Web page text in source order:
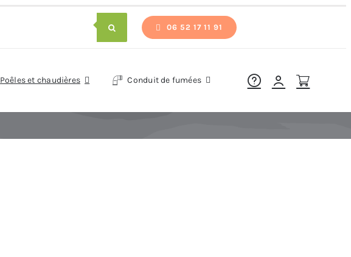
06 52 17 11 91
Poêles et chaudières Conduit de fumées